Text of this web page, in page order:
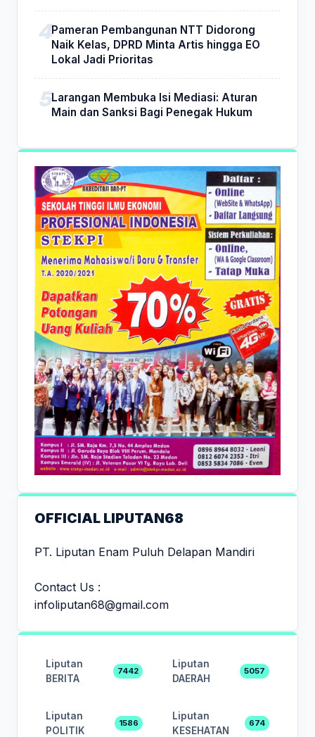
Pameran Pembangunan NTT Didorong
Naik Kelas, DPRD Minta Artis hingga EO
Lokal Jadi Prioritas
Larangan Membuka Isi Mediasi: Aturan
Main dan Sanksi Bagi Penegak Hukum
OFFICIAL LIPUTAN68
PT. Liputan Enam Puluh Delapan Mandiri
Contact Us :
infoliputan68@gmail.com
Liputan
BERITA
7442
Liputan
DAERAH
5057
Liputan
POLITIK
1586
Liputan
KESEHATAN
674